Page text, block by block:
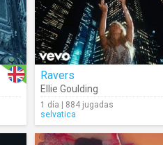
Ravers
Ellie Goulding
1 día | 884 jugadas
selvatica